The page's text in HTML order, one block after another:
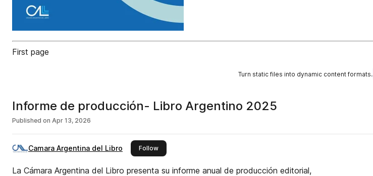
First page
Turn static files into dynamic content formats.
Informe de producción- Libro Argentino 2025
Published on Apr 13, 2026
Camara Argentina del Libro Followthis publisher
La Cámara Argentina del Libro presenta su informe anual de producción editorial,